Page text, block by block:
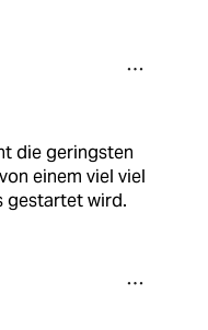
die geringsten
einem viel viel
gestartet wird.